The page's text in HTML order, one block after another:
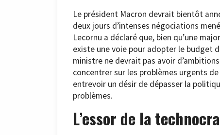
Le président Macron devrait bientôt
deux jours d’intenses négociations
Lecornu a déclaré que, bien qu’une
existe une voie pour adopter le budget
ministre ne devrait pas avoir
concentrer sur les problèmes urgents
entrevoir un désir de dépasser la
problèmes.
L’essor de la